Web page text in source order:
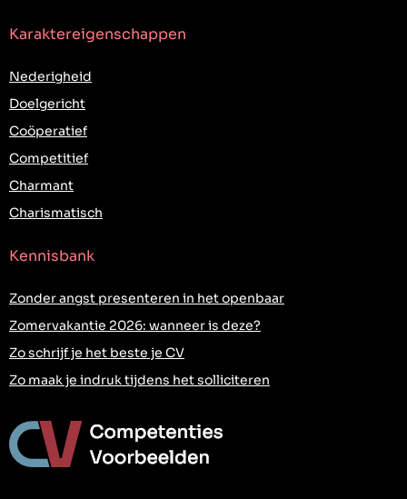
Karaktereigenschappen
Nederigheid
Doelgericht
Coöperatief
Competitief
Charmant
Charismatisch
Kennisbank
Zonder angst presenteren in het openbaar
Zomervakantie 2026: wanneer is deze?
Zo schrijf je het beste je CV
Zo maak je indruk tijdens het solliciteren